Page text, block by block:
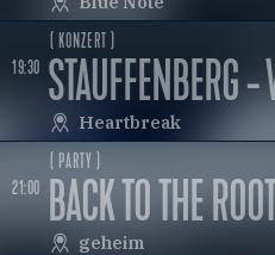
19:30
( KONZERT )
STAUFFENBERG -
Heartbreak
21:00
( PARTY )
BACK TO THE
geheim